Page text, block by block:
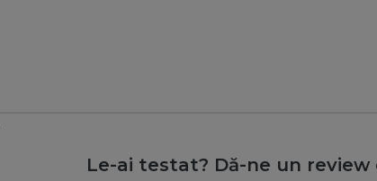
Le-ai testat? Dă-ne un review